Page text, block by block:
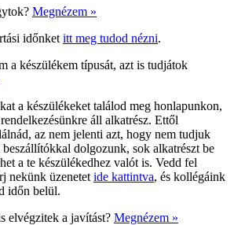
Megnézem »
időnket itt meg tudod nézni.
a készülékem típusát, azt is tudjátok
a készülékeket találod meg honlapunkon,
áll alkatrész. Ettől
az nem jelenti azt, hogy nem tudjuk
dolgozunk, sok alkatrészt be
a te készülékedhez valót is. Vedd fel
nekünk üzenetet ide kattintva, és kollégáink
időn belül.
elvégzitek a javítást? Megnézem »